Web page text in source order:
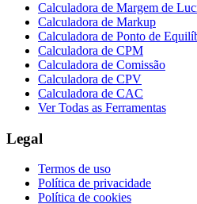
Calculadora de Margem de
Calculadora de Markup
Calculadora de Ponto de
Calculadora de CPM
Calculadora de Comissão
Calculadora de CPV
Calculadora de CAC
Ver Todas as Ferramentas
Legal
Termos de uso
Política de privacidade
Política de cookies